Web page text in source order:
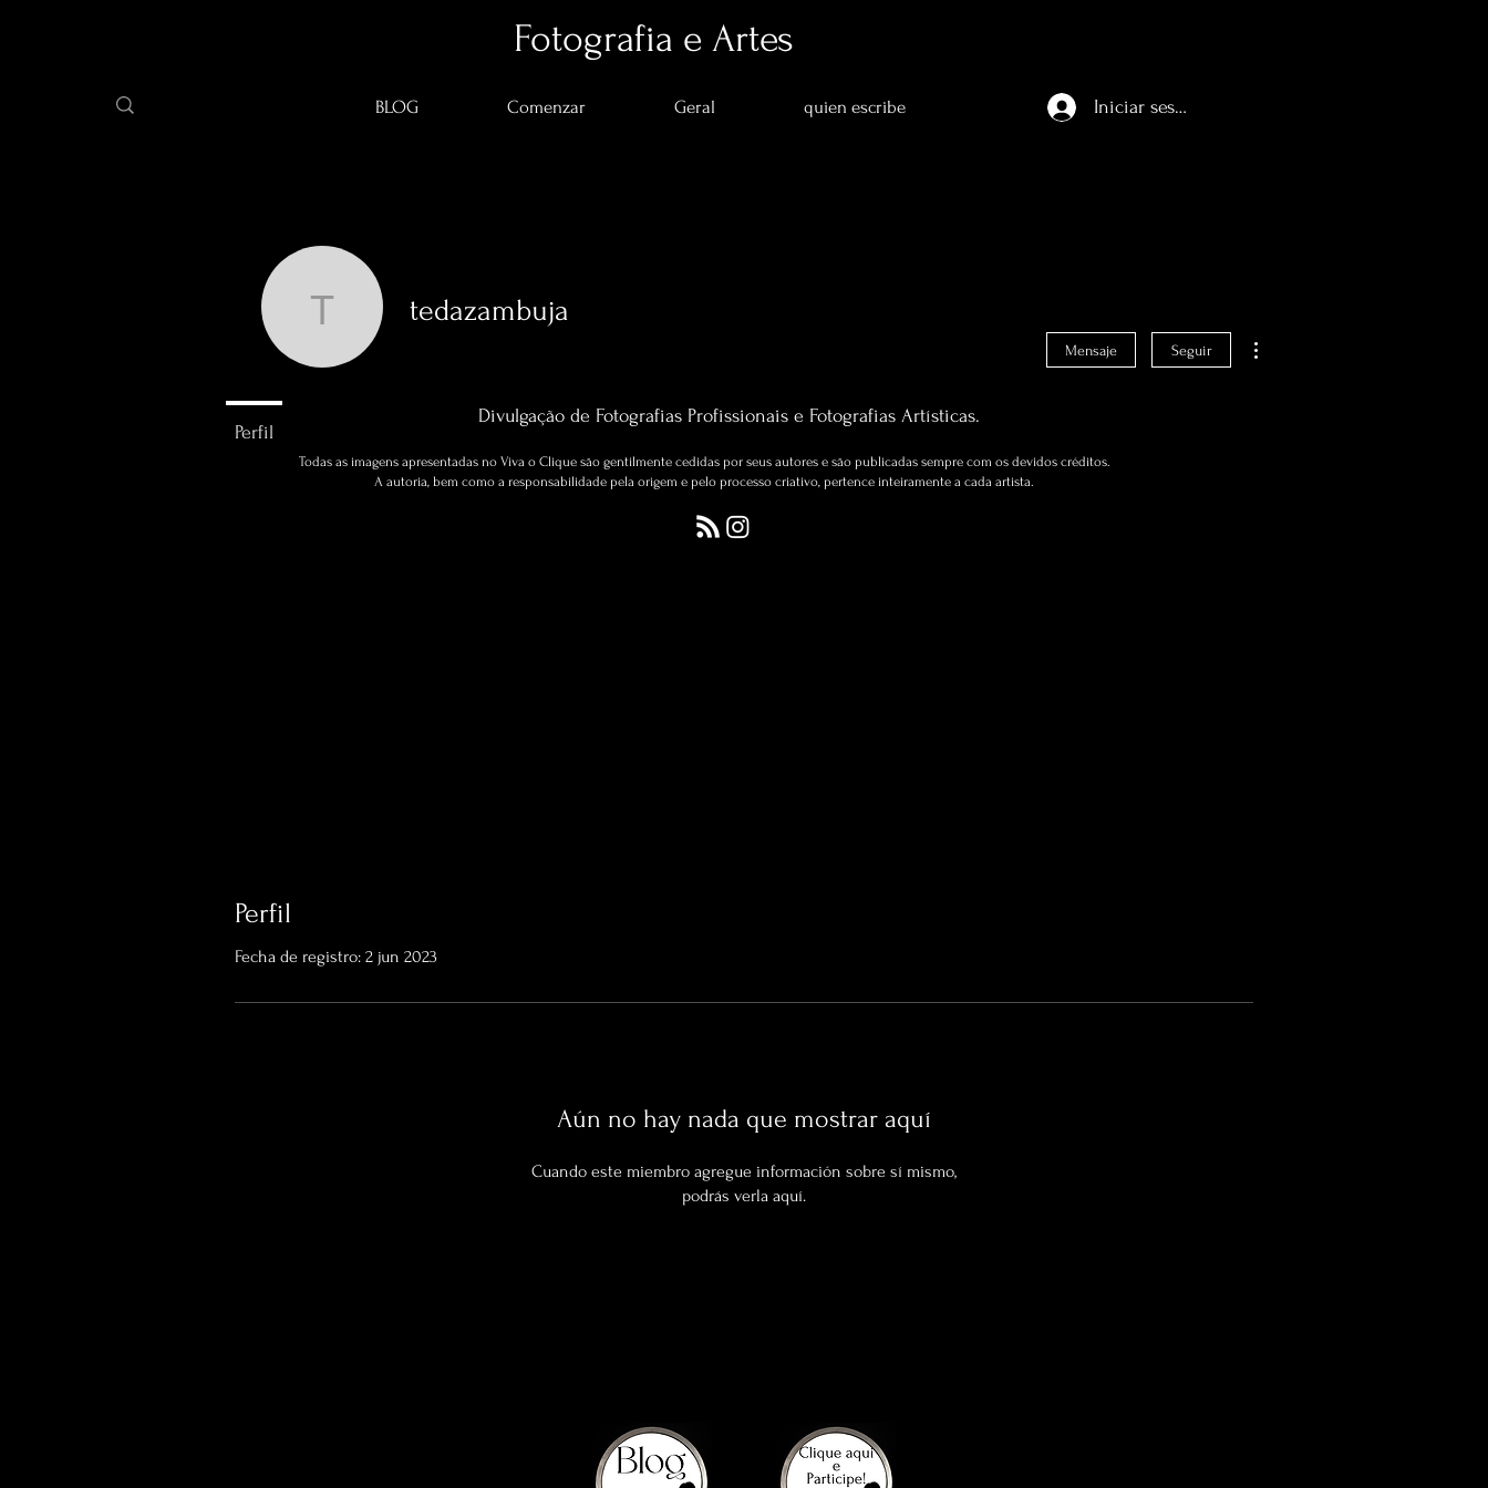
Fotografia e Artes
BLOG Comenzar Geral quien escribe Iniciar sesión
Divulgação de Fotografias Profissionais e Fotografias Artísticas.
Todas as imagens apresentadas no Viva o Clique são gentilmente cedidas por seus autores e são publicadas sempre com os devidos créditos.
A autoria, bem como a responsabilidade pela origem e pelo processo criativo, pertence inteiramente a cada artista.
Perfil
Fecha de registro: 2 jun 2023
Aún no hay nada que mostrar aquí
Cuando este miembro agregue información sobre sí mismo,
podrás verla aquí.
tedazambuja
tedazambuja
Mensaje Seguir
Perfil